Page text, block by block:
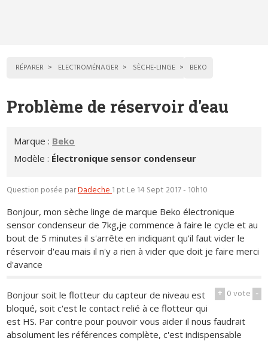
RÉPARER ELECTROMÉNAGER SÈCHE-LINGE BEKO
Problème de réservoir d'eau
Marque : Beko
Modèle : Électronique sensor condenseur
Question posée parDadeche1 pt Le 14 Sept 2017 - 10h10
Bonjour, mon sèche linge de marque Beko électronique
sensor condenseur de 7kg,je commence à faire le cycle et au
bout de 5 minutes il s'arrête en indiquant qu'il faut vider le
réservoir d'eau mais il n'y a rien à vider que doit je faire merci
d'avance
+ 0vote -
Bonjour soit le flotteur du capteur de niveau est
bloqué, soit c'est le contact relié à ce flotteur qui
est HS. Par contre pour pouvoir vous aider il nous faudrait
absolument les références complète, c'est indispensable